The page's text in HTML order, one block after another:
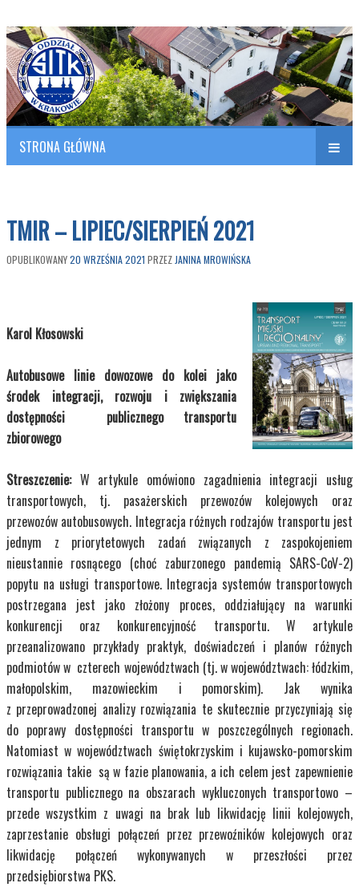
SITK RP Oddział w KRAKOWIE
Polish Association of Engineers & Technicians of Transportation
STRONA GŁÓWNA
TMIR – LIPIEC/SIERPIEŃ 2021
OPUBLIKOWANY20 WRZEŚNIA 2021 PRZEZJANINA MROWIŃSKA
50,00 zł
Transport Miejski i
Regionalny
Kup Teraz
Karol Kłosowski
Autobusowe linie dowozowe do kolei jako
środek integracji, rozwoju i zwiększania
dostępności publicznego transportu
zbiorowego
Streszczenie:W artykule omówiono zagadnienia integracji usług
transportowych, tj. pasażerskich przewozów kolejowych oraz
przewozów autobusowych. Integracja różnych rodzajów transportu jest
jednym z priorytetowych zadań związanych z zaspokojeniem
nieustannie rosnącego (choć zaburzonego pandemią SARS-CoV-2)
popytu na usługi transportowe. Integracja systemów transportowych
postrzegana jest jako złożony proces, oddziałujący na warunki
konkurencji oraz konkurencyjność transportu. W artykule
przeanalizowano przykłady praktyk, doświadczeń i planów różnych
podmiotów w czterech województwach (tj. w województwach: łódzkim,
małopolskim, mazowieckim i pomorskim). Jak wynika
z przeprowadzonej analizy rozwiązania te skutecznie przyczyniają się
do poprawy dostępności transportu w poszczególnych regionach.
Natomiast w województwach świętokrzyskim i kujawsko-pomorskim
rozwiązania takie są w fazie planowania, a ich celem jest zapewnienie
transportu publicznego na obszarach wykluczonych transportowo –
przede wszystkim z uwagi na brak lub likwidację linii kolejowych,
zaprzestanie obsługi połączeń przez przewoźników kolejowych oraz
likwidację połączeń wykonywanych w przeszłości przez
przedsiębiorstwa PKS.